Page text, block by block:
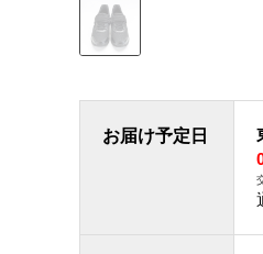
お届け予定日